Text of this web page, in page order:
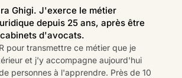
Ghigi. J'exerce le métier
depuis 25 ans, après être
d'avocats.
pour transmettre ce métier que je
et j'y accompagne aujourd'hui
personnes à l'apprendre. Près de 10